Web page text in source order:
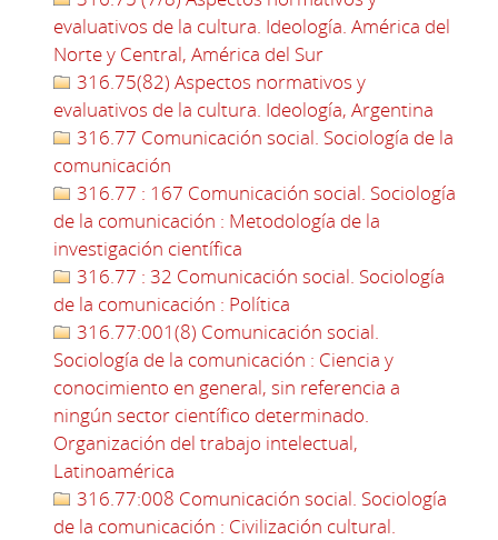
evaluativos de la cultura. Ideología. América del
Norte y Central, América del Sur
316.75(82) Aspectos normativos y
evaluativos de la cultura. Ideología, Argentina
316.77 Comunicación social. Sociología de la
comunicación
316.77 : 167 Comunicación social. Sociología
de la comunicación : Metodología de la
investigación científica
316.77 : 32 Comunicación social. Sociología
de la comunicación : Política
316.77:001(8) Comunicación social.
Sociología de la comunicación : Ciencia y
conocimiento en general, sin referencia a
ningún sector científico determinado.
Organización del trabajo intelectual,
Latinoamérica
316.77:008 Comunicación social. Sociología
de la comunicación : Civilización cultural.